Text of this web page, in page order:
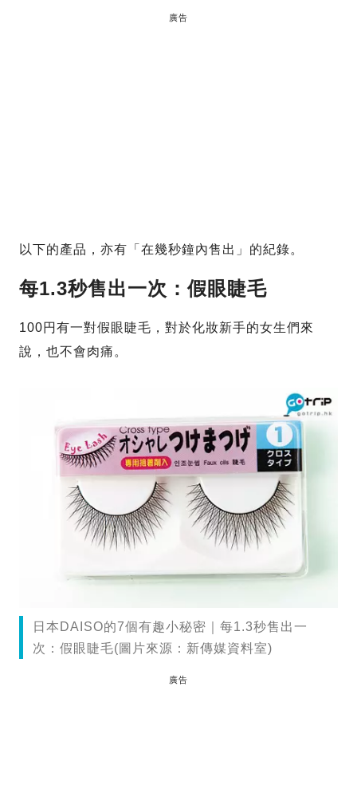
廣告
以下的產品，亦有「在幾秒鐘內售出」的紀錄。
每1.3秒售出一次：假眼睫毛
100円有一對假眼睫毛，對於化妝新手的女生們來
說，也不會肉痛。
日本DAISO的7個有趣小秘密｜每1.3秒售出一
次：假眼睫毛(圖片來源：新傳媒資料室)
廣告